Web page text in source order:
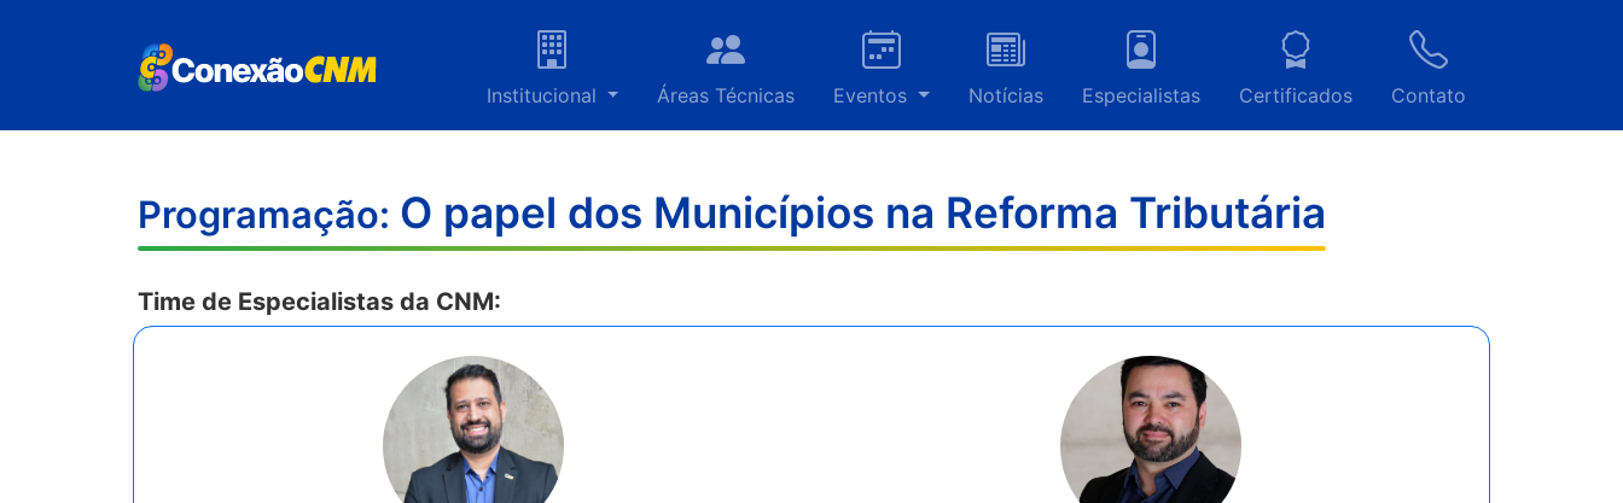
Institucional Áreas Técnicas Eventos Notícias Especialistas Certificados Contato
Programação: O papel dos Municípios na Reforma Tributária
Time de Especialistas da CNM: